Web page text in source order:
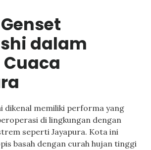
dalam
dikenal memiliki performa yang
di lingkungan dengan
seperti Jayapura. Kota ini
basah dengan curah hujan tinggi